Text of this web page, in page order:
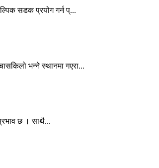
सडक प्रयोग गर्न प्...
भन्ने स्थानमा गएरा...
छ । साथै...